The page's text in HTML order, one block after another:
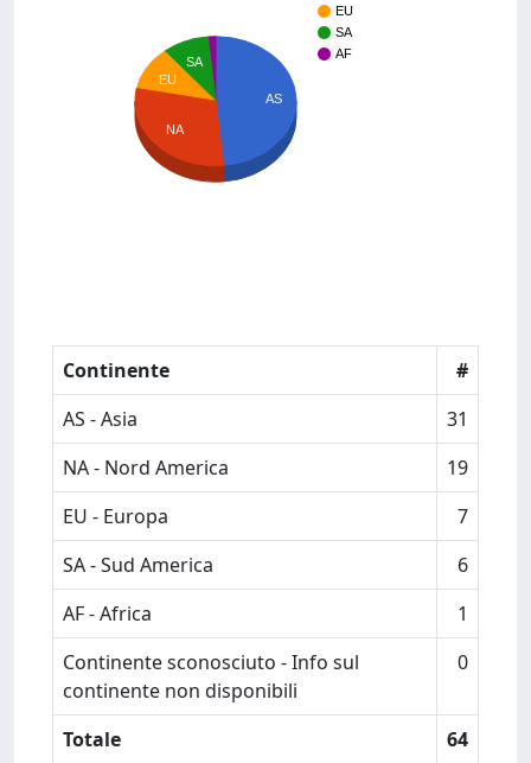
EU
SA
AF
AS
SA
EU
NA
Continente
#
AS - Asia
31
NA - Nord America
19
EU - Europa
7
SA - Sud America
6
AF - Africa
1
Continente sconosciuto - Info sul
continente non disponibili
0
Totale 64